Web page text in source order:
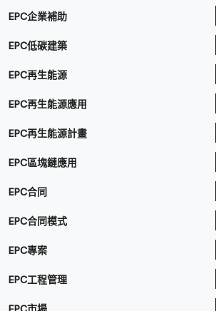
EPC企業補助
EPC低碳建築
EPC再生能源
EPC再生能源應用
EPC再生能源計畫
EPC區塊鏈應用
EPC合同
EPC合同模式
EPC專案
EPC工程管理